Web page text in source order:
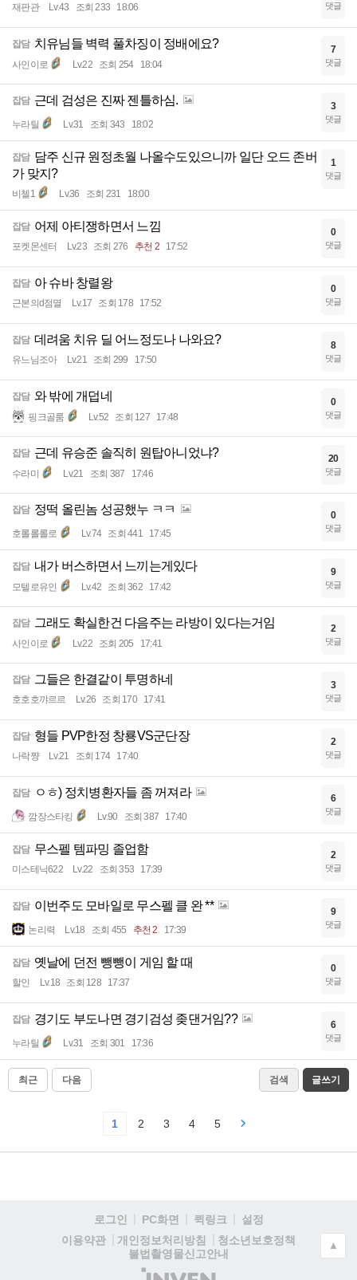
재판관 Lv.43 조회 233 18:06 댓글
잡담 치유님들 벽력 풀차징이 정배에요?
사인이로 Lv.22 조회 254 18:04
7
댓글
잡담 근데 검성은 진짜 젠틀하심.
누라틸 Lv.31 조회 343 18:02
3
댓글
잡담 담주 신규 원정초월 나올수도있으니까 일단 오드 존버
가 맞지?
비첼1 Lv.36 조회 231 18:00
1
댓글
잡담 어제 아티쟁하면서 느낌
포켓몬센터 Lv.23 조회 276 추천 2 17:52
0
댓글
잡담 아 슈바 창렬왕
근본의d점멸 Lv.17 조회 178 17:52
0
댓글
잡담 데려움 치유 딜 어느정도나 나와요?
유느님조아 Lv.21 조회 299 17:50
8
댓글
잡담 와 밖에 개덥네
핑크골룸 Lv.52 조회 127 17:48
0
댓글
잡담 근데 유승준 솔직히 원탑아니었냐?
수라미 Lv.21 조회 387 17:46
20
댓글
잡담 정떡 올린놈 성공했누 ㅋㅋ
호롤롤롤로 Lv.74 조회 441 17:45
0
댓글
잡담 내가 버스하면서 느끼는게있다
모텔로유인 Lv.42 조회 362 17:42
9
댓글
잡담 그래도 확실한건 다음주는 라방이 있다는거임
사인이로 Lv.22 조회 205 17:41
2
댓글
잡담 그들은 한결같이 투명하네
호호호꺄르르 Lv.26 조회 170 17:41
3
댓글
잡담 형들 PVP한정 창룡VS군단장
나락쨩 Lv.21 조회 174 17:40
2
댓글
잡담 ㅇㅎ) 정치병환자들 좀 꺼져라
깜장스타킹 Lv.90 조회 387 17:40
6
댓글
잡담 무스펠 템파밍 졸업함
미스테닉622 Lv.22 조회 353 17:39
2
댓글
잡담 이번주도 모바일로 무스펠 클 완 **
논리력 Lv.18 조회 455 추천 2 17:39
9
댓글
잡담 옛날에 던전 뺑뺑이 게임 할 때
할인 Lv.18 조회 128 17:37
0
댓글
잡담 경기도 부도나면 경기검성 좆댄거임??
누라틸 Lv.31 조회 301 17:36
6
댓글
최근 다음 검색 글쓰기
1 2 3 4 5
로그인 PC화면 퀵링크
설정
이용약관
개인정보처리방침
청소년보호정책
불법촬영물신고안내
(주)
▲